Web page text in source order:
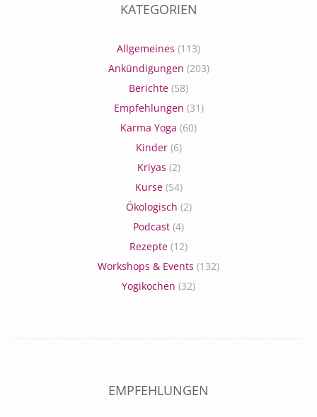
KATEGORIEN
Allgemeines (113)
Ankündigungen (203)
Berichte (58)
Empfehlungen (31)
Karma Yoga (60)
Kinder(6)
Kriyas (2)
Kurse(54)
Ökologisch (2)
Podcast (4)
Rezepte (12)
Workshops & Events (132)
Yogikochen (32)
EMPFEHLUNGEN